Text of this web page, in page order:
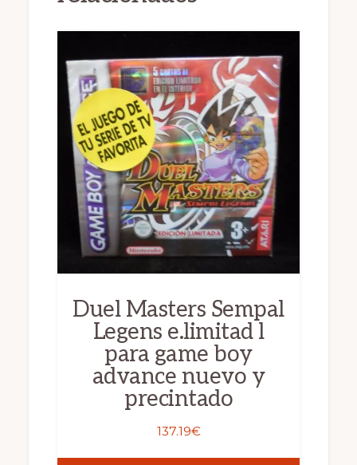
Duel Masters Sempal
Legens e.limitad l
para game boy
advance nuevo y
precintado
137.19€